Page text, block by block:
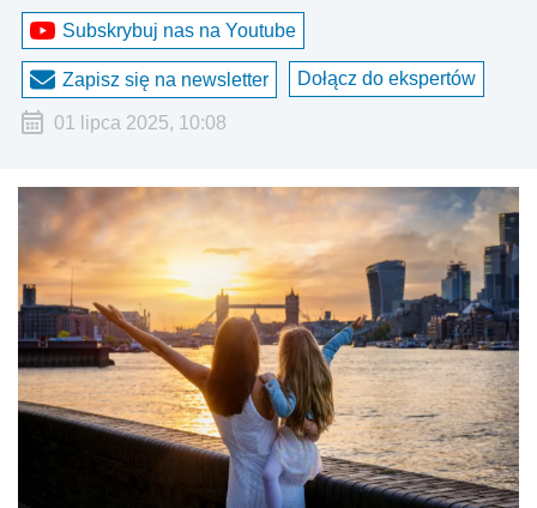
Subskrybuj nas na Youtube
Zapisz się na newsletter Dołącz do ekspertów
01 lipca 2025, 10:08